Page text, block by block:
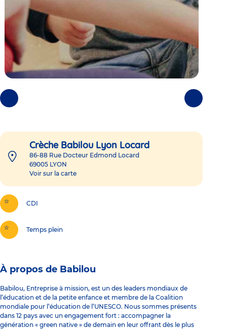
Photos
précédentes
Photos
suivantes
Crèche Babilou Lyon Locard
86-88 Rue Docteur Edmond Locard
69005 LYON
Voir sur la carte
CDI
Temps plein
À propos de Babilou
Babilou, Entreprise à mission, est un des leaders mondiaux de
l’éducation et de la petite enfance et membre de la Coalition
mondiale pour l’éducation de l’UNESCO. Nous sommes présents
dans 12 pays avec un engagement fort : accompagner la
génération « green native » de demain en leur offrant dès le plus